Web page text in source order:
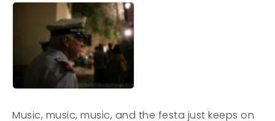
Music, music, music, and the festa just keeps on